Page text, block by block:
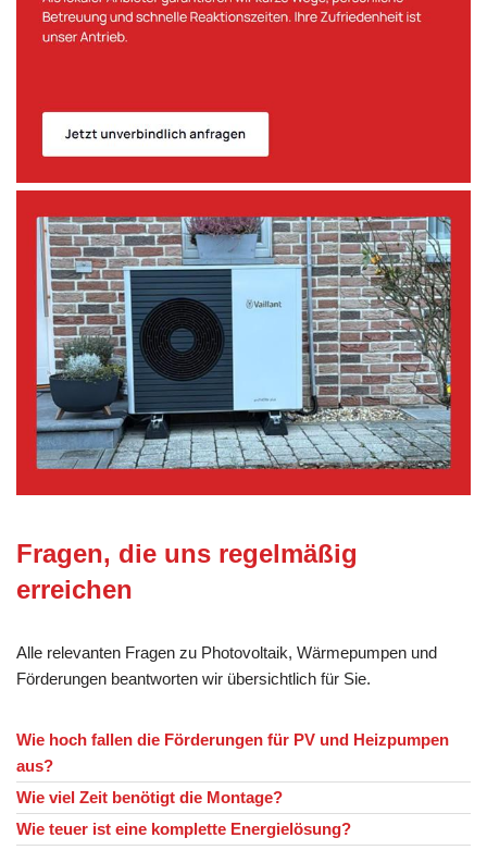
Fragen, die uns regelmäßig
erreichen
Alle relevanten Fragen zu Photovoltaik, Wärmepumpen und
Förderungen beantworten wir übersichtlich für Sie.
Wie hoch fallen die Förderungen für PV und Heizpumpen
aus?
Wie viel Zeit benötigt die Montage?
Wie teuer ist eine komplette Energielösung?